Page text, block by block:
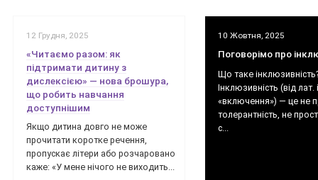
12 Грудня, 2025
«Читаємо разом: як
підтримати дитину з
дислексією» — нова брошура,
що робить навчання
доступнішим
Якщо дитина довго не може
прочитати коротке речення,
пропускає літери або розчаровано
каже: «У мене нічого не виходить...
10 Жовтня, 2025
Поговорімо про
Що таке
Інклюзивність (від
«включення») — це не
толерантність, не
с...